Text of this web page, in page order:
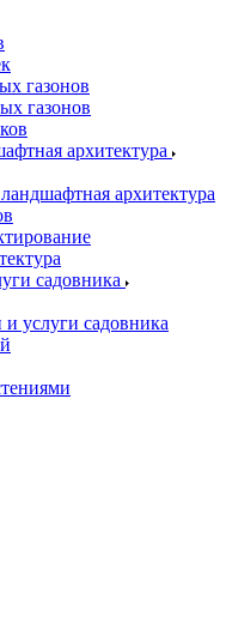
газонов
газонов
архитектура
архитектура
садовника
и услуги садовника